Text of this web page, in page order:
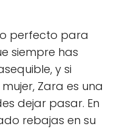
perfecto para
siempre has
y si
Zara es una
dejar pasar. En
rebajas en su